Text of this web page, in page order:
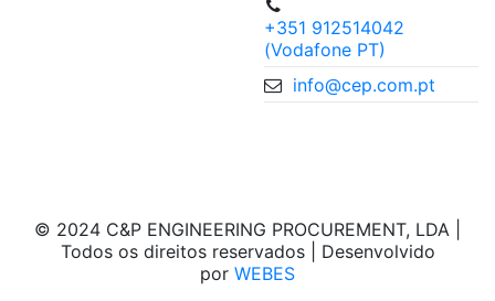
+351 912514042
(Vodafone PT)
info@cep.com.pt
© 2024 C&P ENGINEERING PROCUREMENT, LDA |
Todos os direitos reservados | Desenvolvido
por WEBES